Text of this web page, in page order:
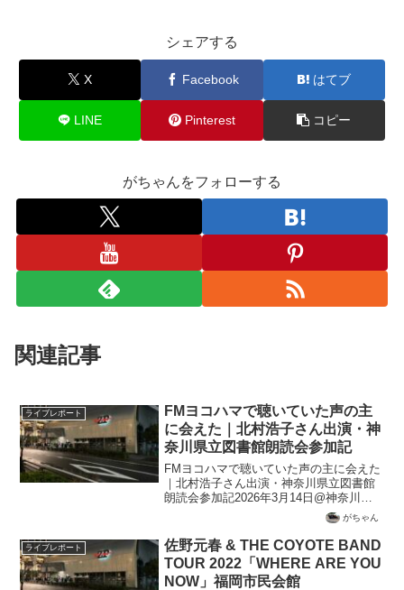
シェアする
X Facebook はてブ
LINE Pinterest コピー
がちゃんをフォローする
関連記事
ライブレポート
FMヨコハマで聴いていた声の主
に会えた｜北村浩子さん出演・神
奈川県立図書館朗読会参加記
FMヨコハマで聴いていた声の主に会えた
｜北村浩子さん出演・神奈川県立図書館
朗読会参加記2026年3月14日@神奈川県
立図書館はじめに僕が神奈川県立図書館
で開催される朗読会のことを知ったの
は、SNSのXだった。僕が20歳代から30
歳代ごろによ...
がちゃん
ライブレポート
佐野元春 & THE COYOTE BAND
TOUR 2022「WHERE ARE YOU
NOW」福岡市民会館